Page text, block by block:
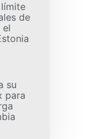
de
el
su
para